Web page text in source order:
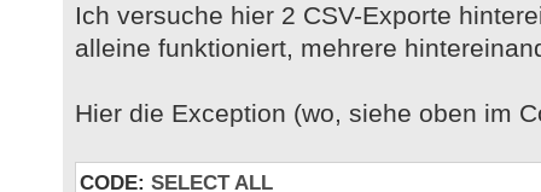
FileHandle lfh = new
DBStorage db =
db.setWhereClause("type=
Ich versuche hier 2 CSV-Exporte
alleine funktioniert, mehrere
Hier die Exception (wo, siehe oben im
CODE: SELECT ALL